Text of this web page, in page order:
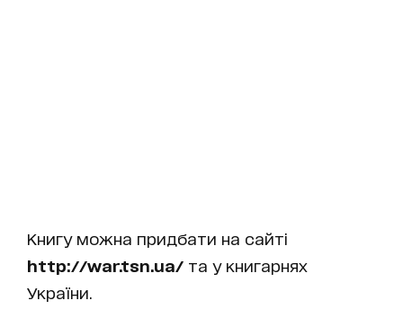
Книгу можна придбати на сайті
http://war.tsn.ua/ та у книгарнях
України.